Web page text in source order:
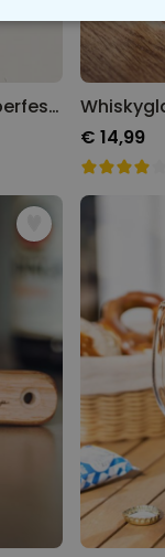
Gepersonaliseerde Oktoberfest Sokken
€ 14,99